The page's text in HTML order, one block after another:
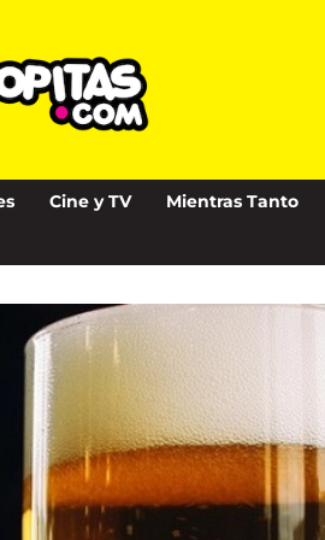
Cine y TV Mientras Tanto